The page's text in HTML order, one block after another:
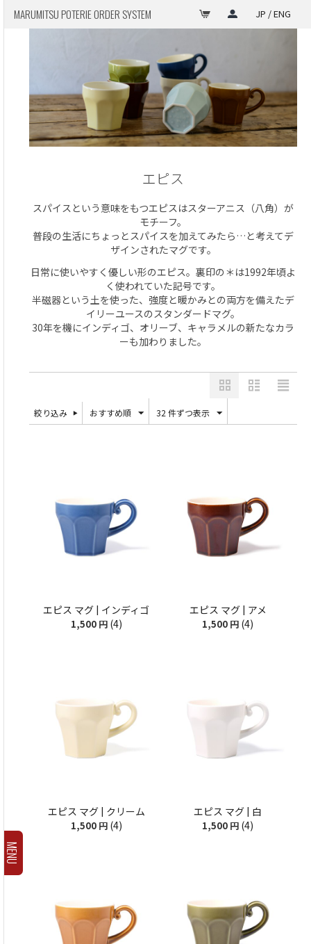
MARUMITSU POTERIE ORDER SYSTEM JP / ENG
MENU
エピス
スパイスという意味をもつエピスはスターアニス（八角）が
モチーフ。
普段の生活にちょっとスパイスを加えてみたら…と考えてデ
ザインされたマグです。
日常に使いやすく優しい形のエピス。裏印の＊は1992年頃よ
く使われていた記号です。
半磁器という土を使った、強度と暖かみとの両方を備えたデ
イリーユースのスタンダードマグ。
30年を機にインディゴ、オリーブ、キャラメルの新たなカラ
ーも加わりました。
絞り込み おすすめ順 32 件ずつ表示
エピス マグ | インディゴ
1,500 円 (4)
エピス マグ | アメ
1,500 円 (4)
エピス マグ | クリーム
1,500 円 (4)
エピス マグ | 白
1,500 円 (4)